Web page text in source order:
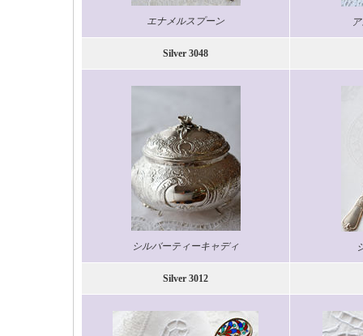
エナメルスプーン
Silver 3048
シルバーティーキャディ
Silver 3012